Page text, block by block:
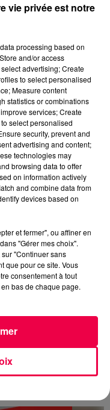
culture du risque"
lance
vie privée est notre
processing based on
and/or access
advertising; Create
to select personalised
Measure content
statistics or combinations
services; Create
select personalised
security, prevent and
advertising and content;
technologies may
browsing data to offer
on information actively
and combine data from
devices based on
et fermer", ou affiner en
"Gérer mes choix".
"Continuer sans
que pour ce site. Vous
consentement à tout
bas de chaque page.